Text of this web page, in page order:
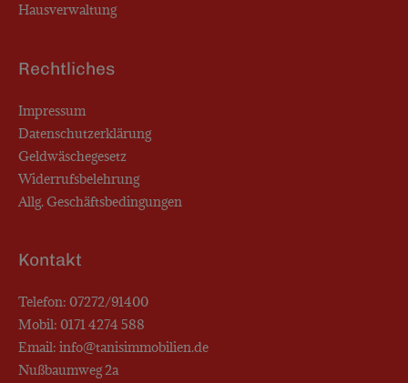
Hausverwaltung
Rechtliches
Impressum
Datenschutzerklärung
Geldwäschegesetz
Widerrufsbelehrung
Allg. Geschäftsbedingungen
Kontakt
Telefon: 07272/91400
Mobil: 0171 4274 588
Email: info@tanisimmobilien.de
Nußbaumweg 2a